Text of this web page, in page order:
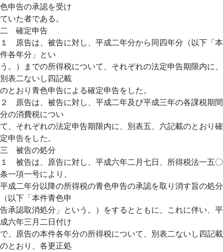
色申告の承認を受け
ていた者である。
二 確定申告
１ 原告は、被告に対し、平成二年分から同四年分（以下「本
件各年分」とい
う。）までの所得税について、それぞれの法定申告期限内に、
別表二ないし四記載
のとおり青色申告による確定申告をした。
２ 原告は、被告に対し、平成二年及び平成三年の各課税期間
分の消費税につい
て、それぞれの法定申告期限内に、別表五、六記載のとおり確
定申告をした。
三 被告の処分
１ 被告は、原告に対し、平成六年二月七日、所得税法一五〇
条一項一号により、
平成二年分以降の所得税の青色申告の承認を取り消す旨の処分
（以下「本件青色申
告承認取消処分」という。）をするとともに、これに伴い、平
成六年三月二日付け
で、原告の本件各年分の所得税について、別表二ないし四記載
のとおり、各更正処